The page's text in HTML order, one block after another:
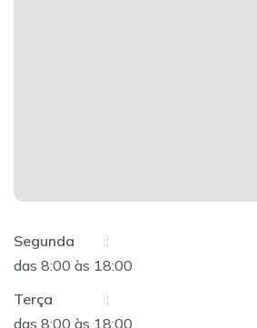
Segunda
:
das 8:00 às 18:00
Terça
:
das 8:00 às 18:00